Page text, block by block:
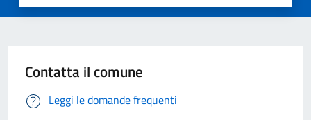
Contatta il comune
Leggi le domande frequenti